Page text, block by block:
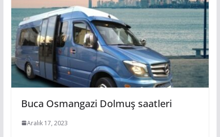
Buca Osmangazi Dolmuş saatleri
Aralık 17, 2023